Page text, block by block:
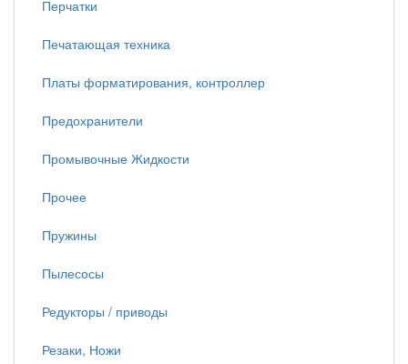
Перчатки
Печатающая техника
Платы форматирования, контроллер
Предохранители
Промывочные Жидкости
Прочее
Пружины
Пылесосы
Редукторы / приводы
Резаки, Ножи